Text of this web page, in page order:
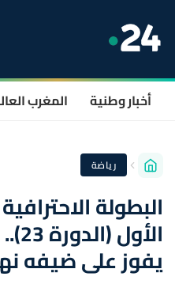
أخبار وطنية المغرب
رياضة
البطولة
يفوز على ضيفه